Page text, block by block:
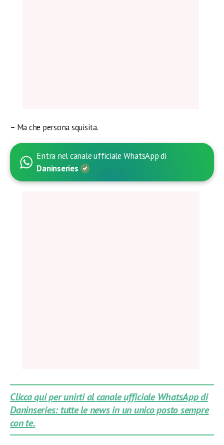
– Ma che persona squisita.
Entra nel canale ufficiale WhatsApp di
Daninseries
Clicca qui per unirti al canale ufficiale WhatsApp di
Daninseries: tutte le news in un unico posto sempre
con te.